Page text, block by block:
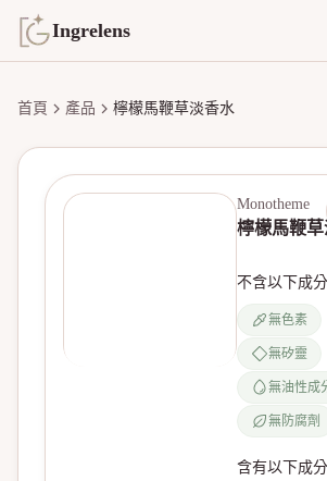
Ingrelens
首頁 產品 檸檬馬鞭草淡香水
Monotheme
檸檬馬鞭
不含以下成分
無色素
無矽靈
無油性成
無防腐劑
含有以下成分